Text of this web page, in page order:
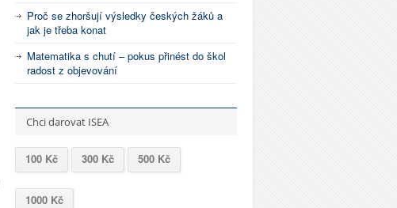
Proč se zhoršují výsledky českých žáků a
jak je třeba konat
Matematika s chutí – pokus přinést do škol
radost z objevování
Chci darovat ISEA
100 Kč 300 Kč 500 Kč
1000 Kč